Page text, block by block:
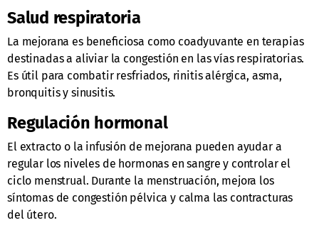
Salud respiratoria
La mejorana es beneficiosa como coadyuvante en terapias
destinadas a aliviar la congestión en las vías respiratorias.
Es útil para combatir resfriados, rinitis alérgica, asma,
bronquitis y sinusitis.
Regulación hormonal
El extracto o la infusión de mejorana pueden ayudar a
regular los niveles de hormonas en sangre y controlar el
ciclo menstrual. Durante la menstruación, mejora los
síntomas de congestión pélvica y calma las contracturas
del útero.